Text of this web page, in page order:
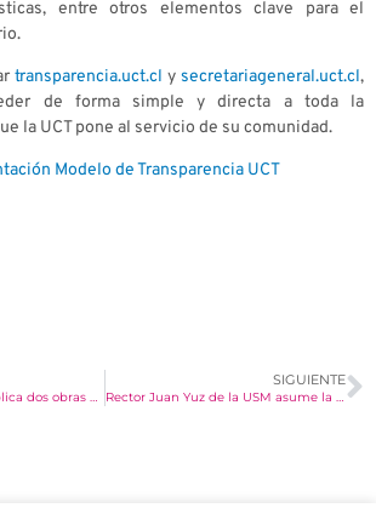
entre otros elementos clave para el
transparencia.uct.cl ysecretariageneral.uct.cl,
de forma simple y directa a toda la
la UCT pone al servicio de su comunidad.
SIGUIENTE